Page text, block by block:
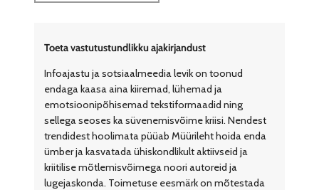
Toeta vastutustundlikku ajakirjandust
Infoajastu ja sotsiaalmeedia levik on toonud
endaga kaasa aina kiiremad, lühemad ja
emotsioonipõhisemad tekstiformaadid ning
sellega seoses ka süvenemisvõime kriisi. Nendest
trendidest hoolimata püüab Müürileht hoida enda
ümber ja kasvatada ühiskondlikult aktiivseid ja
kriitilise mõtlemisvõimega noori autoreid ja
lugejaskonda. Toimetuse eesmärk on mõtestada